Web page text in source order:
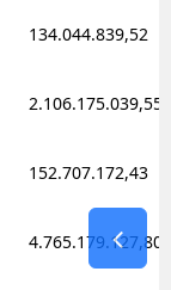
134.044.839,52
2.106.175.039,55
152.707.172,43
4.765.179.127,80